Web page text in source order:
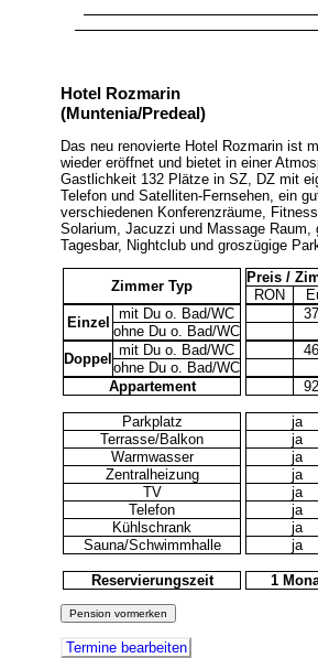
Hotel Rozmarin
(Muntenia/Predeal)
Das neu renovierte Hotel Rozmarin ist
wieder eröffnet und bietet in einer
Gastlichkeit 132 Plätze in SZ, DZ mit
Telefon und Satelliten-Fernsehen, ein
verschiedenen Konferenzräume,
Solarium, Jacuzzi und Massage Raum,
Tagesbar, Nightclub und groszügige
Zimmer Typ
Preis /
RON
Einzel
mit Du o. Bad/WC
ohne Du o. Bad/WC
Doppel
mit Du o. Bad/WC
ohne Du o. Bad/WC
Appartement
Parkplatz
ja
Terrasse/Balkon
ja
Warmwasser
ja
Zentralheizung
ja
TV
ja
Telefon
ja
Kühlschrank
ja
Sauna/Schwimmhalle
ja
Reservierungszeit 1
Termine bearbeiten